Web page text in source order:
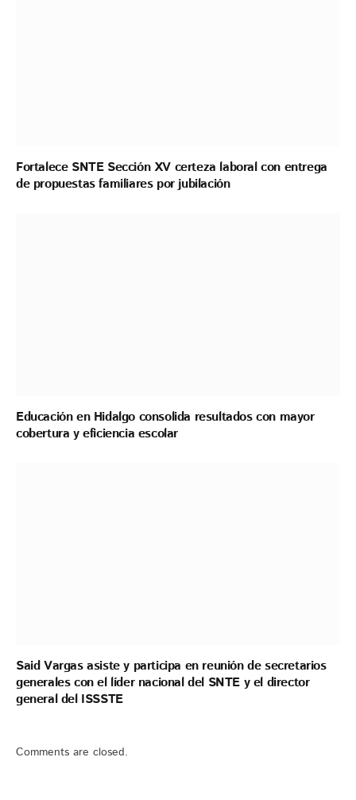
Fortalece SNTE Sección XV certeza laboral con entrega
de propuestas familiares por jubilación
Educación en Hidalgo consolida resultados con mayor
cobertura y eficiencia escolar
Said Vargas asiste y participa en reunión de secretarios
generales con el líder nacional del SNTE y el director
general del ISSSTE
Comments are closed.